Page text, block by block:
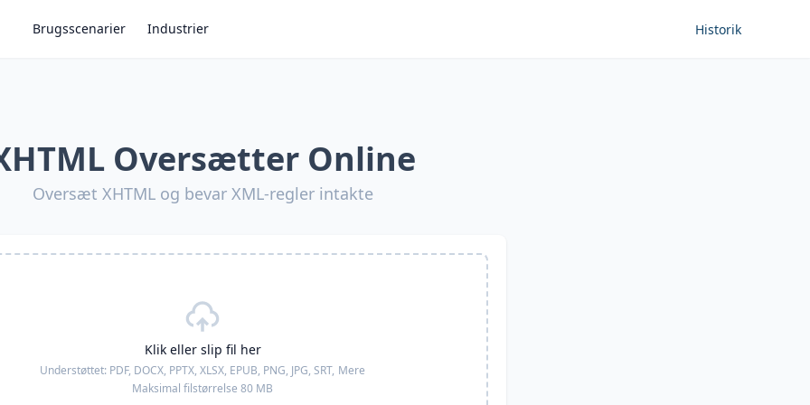
Brugsscenarier Industrier Historik
Oversætter Online
Oversæt XHTML og bevar XML-regler intakte
Klik eller slip fil her
Understøttet: PDF, DOCX, PPTX, XLSX, EPUB, PNG, JPG, SRT, Mere
Maksimal filstørrelse 80 MB